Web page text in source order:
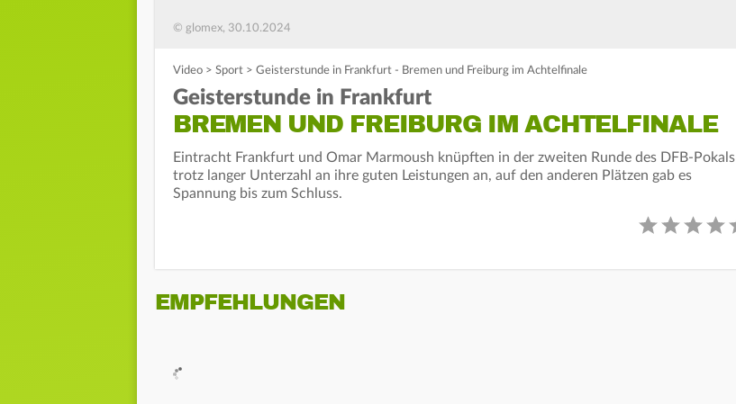
© glomex, 30.10.2024
Video > Sport > Geisterstunde in Frankfurt - Bremen und Freiburg im Achtelfinale
Geisterstunde in Frankfurt
BREMEN UND FREIBURG IM ACHTELFINALE
Eintracht Frankfurt und Omar Marmoush knüpften in der zweiten Runde des DFB-Pokals
trotz langer Unterzahl an ihre guten Leistungen an, auf den anderen Plätzen gab es
Spannung bis zum Schluss.
EMPFEHLUNGEN